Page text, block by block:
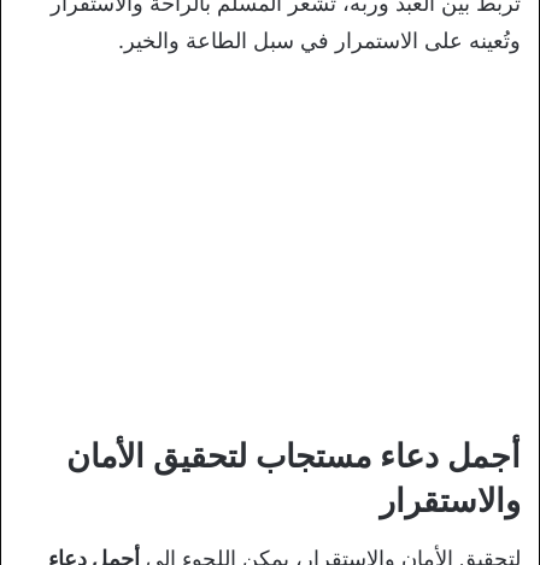
وتُعينه على الاستمرار في سبل الطاعة والخير.
أجمل دعاء مستجاب لتحقيق الأمان
والاستقرار
لتحقيق الأمان والاستقرار، يمكن اللجوء إلى أجمل دعاء